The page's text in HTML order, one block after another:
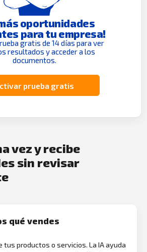
oportunidades
para tu empresa!
gratis de 14 días para ver
resultados y acceder a los
documentos.
prueba gratis
vez y recibe
sin revisar
qué vendes
tus productos o servicios. La IA ayuda